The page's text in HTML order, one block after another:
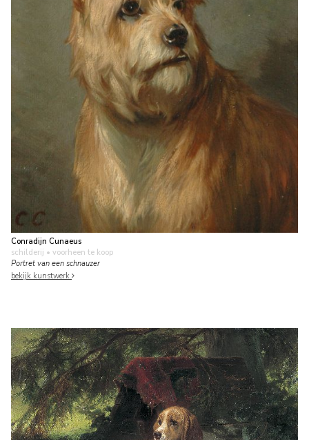
Conradijn Cunaeus
schilderij • voorheen te koop
Portret van een schnauzer
bekijk kunstwerk